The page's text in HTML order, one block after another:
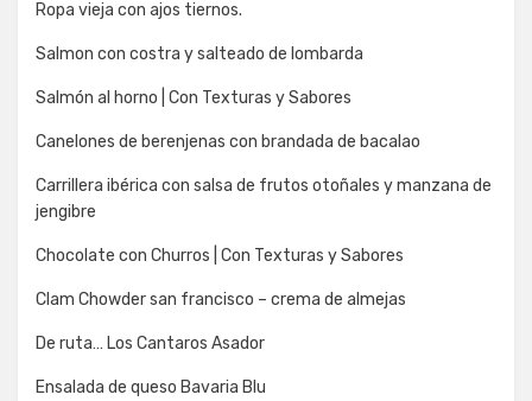
Ropa vieja con ajos tiernos.
Salmon con costra y salteado de lombarda
Salmón al horno | Con Texturas y Sabores
Canelones de berenjenas con brandada de bacalao
Carrillera ibérica con salsa de frutos otoñales y manzana de
jengibre
Chocolate con Churros | Con Texturas y Sabores
Clam Chowder san francisco – crema de almejas
De ruta… Los Cantaros Asador
Ensalada de queso Bavaria Blu